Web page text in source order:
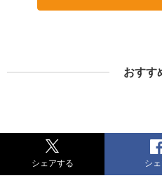
おすす
シェアする シ